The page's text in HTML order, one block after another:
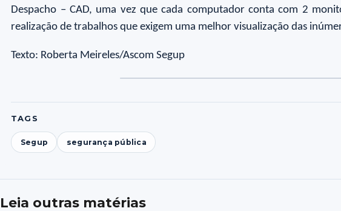
Despacho – CAD, uma vez que cada computador conta com 2
realização de trabalhos que exigem uma melhor visualização das
Texto: Roberta Meireles/Ascom Segup
TAGS
Segup segurança pública
Leia outras matérias